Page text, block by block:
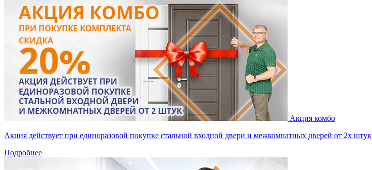
Акция комбо
Акция действует при единоразовой покупке стальной входной двери и межкомнатных дверей от 2х штук
Подробнее